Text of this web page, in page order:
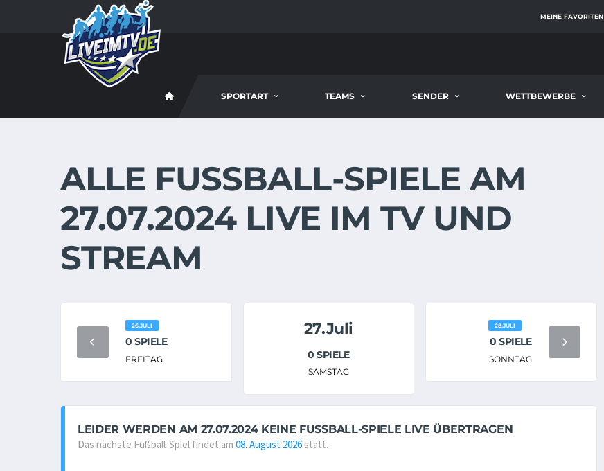
MEINE FAVORITEN
SPORTART TEAMS SENDER WETTBEWERBE
ALLE FUSSBALL-SPIELE AM 2
7.07.2024 LIVE IM TV UND S
TREAM
26.JULI
0 SPIELE
FREITAG
27.Juli
0 SPIELE
SAMSTAG
28.JULI
0 SPIELE
SONNTAG
LEIDER WERDEN AM 27.07.2024 KEINE FUSSBALL-SPIELE LIVE ÜBERTRAGEN
Das nächste Fußball-Spiel findet am 08. August 2026statt.